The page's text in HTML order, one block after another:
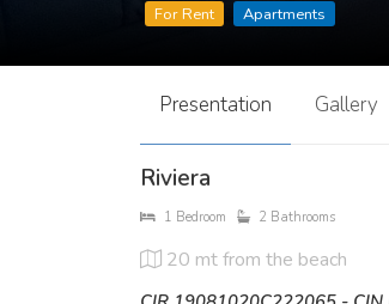
For Rent Apartments
Presentation Gallery
Riviera
1 Bedroom 2 Bathrooms
20 mtfrom the beach